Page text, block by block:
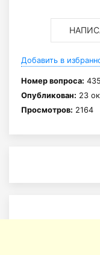
Добавить в
Номер вопроса:
Опубликован: 23
Просмотров: 2164